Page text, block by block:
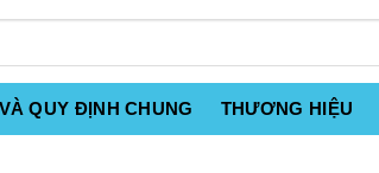
QUY ĐỊNH CHUNG THƯƠNG HIỆU